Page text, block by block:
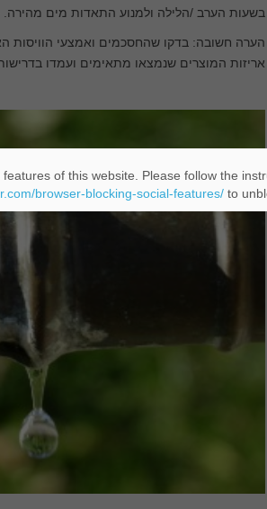
בשעות הערב /הלילה ולמנוע התאדות מים מהירה. עלות הקוצב כ-
הערה חשובה: בדקו שהחסכמים ואמצעי הוויסות
אריזות המוצרים שנמצאו מתאימים ועמדו
of this website. Please follow the
browser-blocking-social-features/to